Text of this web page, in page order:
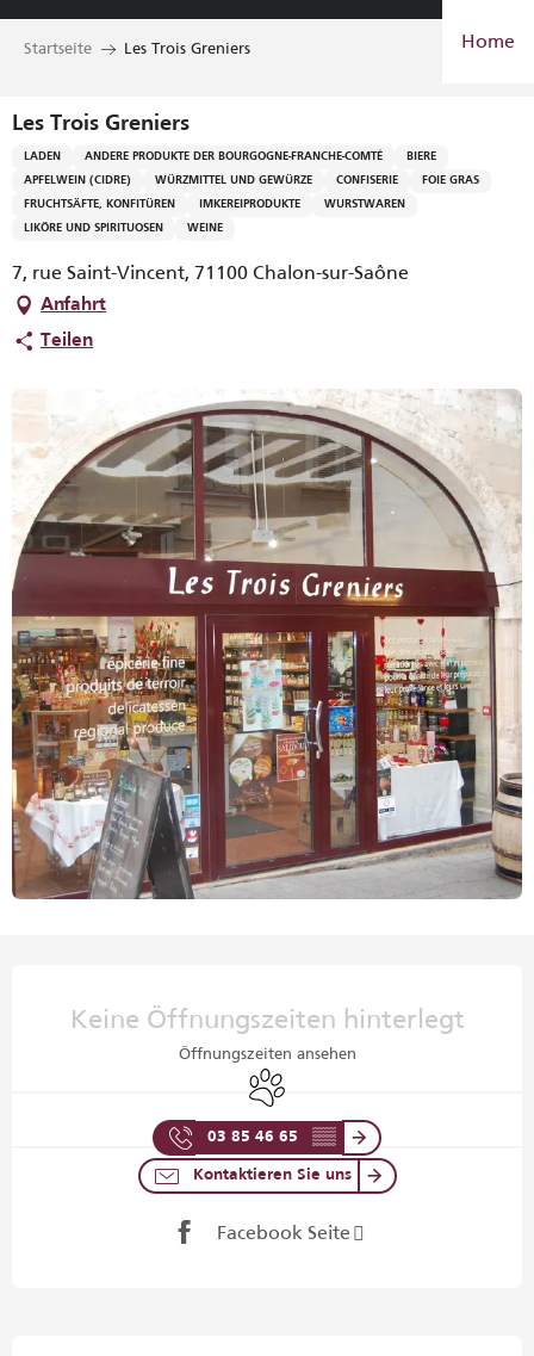
Aller
Home
Startseite Les Trois Greniers
Les Trois Greniers
LADEN ANDERE PRODUKTE DER BOURGOGNE-FRANCHE-COMTÉ BIERE
APFELWEIN (CIDRE) WÜRZMITTEL UND GEWÜRZE CONFISERIE FOIE GRAS
FRUCHTSÄFTE, KONFITÜREN IMKEREIPRODUKTE WURSTWAREN
LIKÖRE UND SPIRITUOSEN WEINE
7, rue Saint-Vincent, 71100 Chalon-sur-Saône
Anfahrt
Teilen
Keine Öffnungszeiten hinterlegt
Öffnungszeiten ansehen
Tiere erlaubt
03 85 46 65 ▒▒
Kontaktieren Sie uns
Facebook Seite